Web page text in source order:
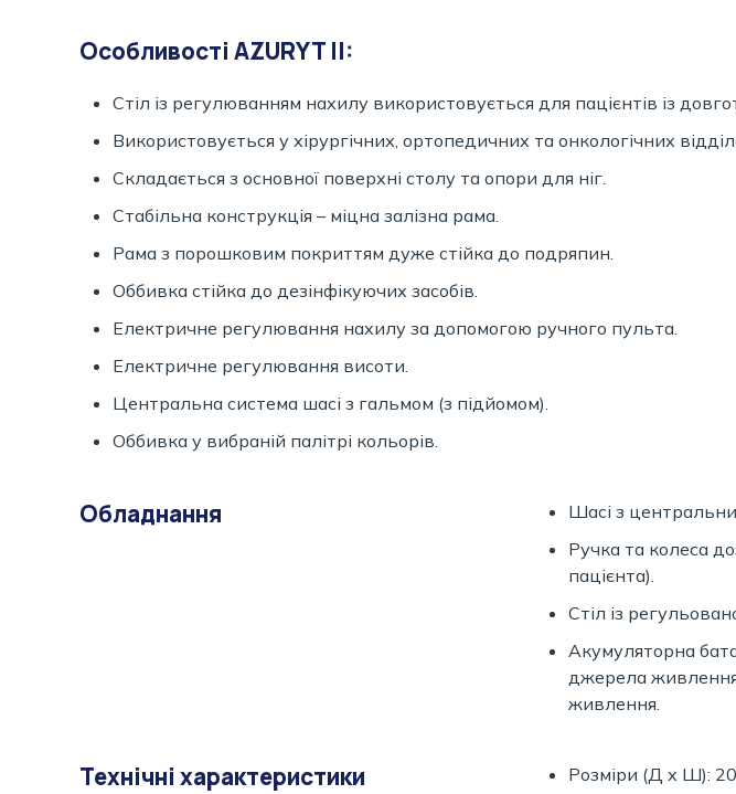
Особливості AZURYT II:
Стіл із регулюванням нахилу використовується для пацієнтів із
Використовується у хірургічних, ортопедичних та онкологічних
Складається з основної поверхні столу та опори для ніг.
Стабільна конструкція – міцна залізна рама.
Рама з порошковим покриттям дуже стійка до подряпин.
Оббивка стійка до дезінфікуючих засобів.
Електричне регулювання нахилу за допомогою ручного пульта.
Електричне регулювання висоти.
Центральна система шасі з гальмом (з підйомом).
Оббивка у вибраній палітрі кольорів.
Обладнання
Шасі з
Ручка та колеса
пацієнта).
Стіл із
Акумуляторна
джерела живлення
живлення.
Технічні характеристики
Розміри (Д х Ш):